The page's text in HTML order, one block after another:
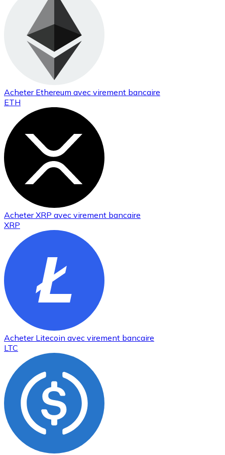
Acheter Ethereum avec virement bancaire
ETH
AcheterXRP avec virement bancaire
XRP
Acheter Litecoin avec virement bancaire
LTC